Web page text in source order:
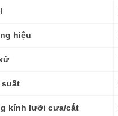
hiệu
suất
kính lưỡi cưa/cắt